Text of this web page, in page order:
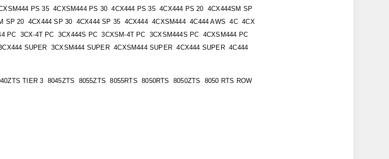
PS 35 4CXSM444 PS 30 4CX444 PS 35 4CX444 PS 20 4CX444SM SP
SP 20 4CX444 SP 30 4CX444 SP 35 4CX444 4CXSM444 4C444 AWS 4C 4CX
PC 3CX-4T PC 3CX444S PC 3CXSM-4T PC 3CXSM444S PC 4CXSM444 PC
SUPER 3CXSM444 SUPER 4CXSM444 SUPER 4CX444 SUPER 4C444
TIER 3 8045ZTS 8055ZTS 8055RTS 8050RTS 8050ZTS 8050 RTS ROW